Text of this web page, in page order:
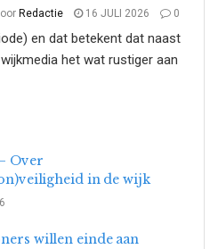
Redactie 16 JULI 2026 0
en dat betekent dat naast
het wat rustiger aan
Over
in de wijk
willen einde aan